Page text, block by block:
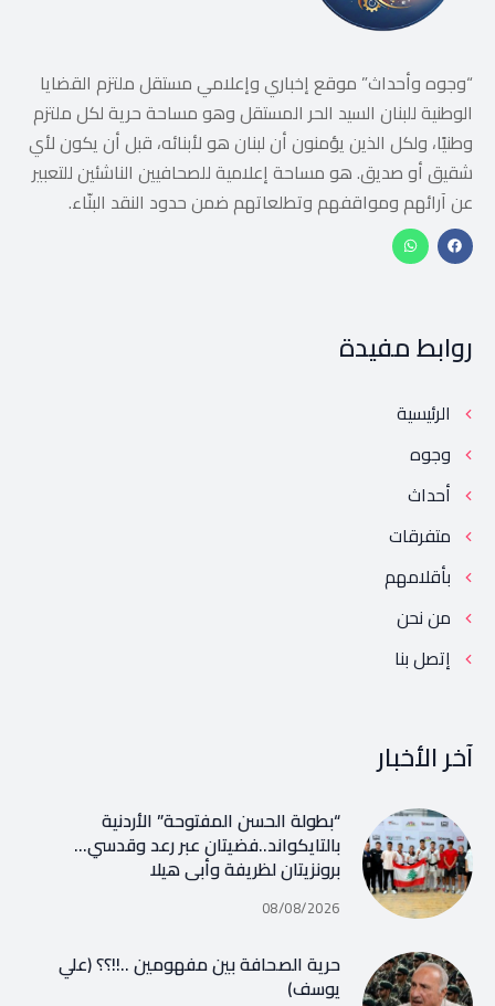
“وجوه وأحداث” موقع إخباري وإعلامي مستقل ملتزم القضايا
الوطنية للبنان السيد الحر المستقل وهو مساحة حرية لكل ملتزم
وطنيًا، ولكل الذين يؤمنون أن لبنان هو لأبنائه، قبل أن يكون لأي
شقيق أو صديق. هو مساحة إعلامية للصحافيين الناشئين للتعبير
عن آرائهم ومواقفهم وتطلعاتهم ضمن حدود النقد البنّاء.
روابط مفيدة
الرئيسية
وجوه
أحداث
متفرقات
بأقلامهم
من نحن
إتصل بنا
آخر الأخبار
“بطولة الحسن المفتوحة” الأردنية
بالتايكواند..فضيتان عبر رعد وقدسي…
برونزيتان لظريفة وأبي هيلا
08/08/2026
حرية الصحافة بين مفهومين ..!!؟؟ (علي
يوسف)